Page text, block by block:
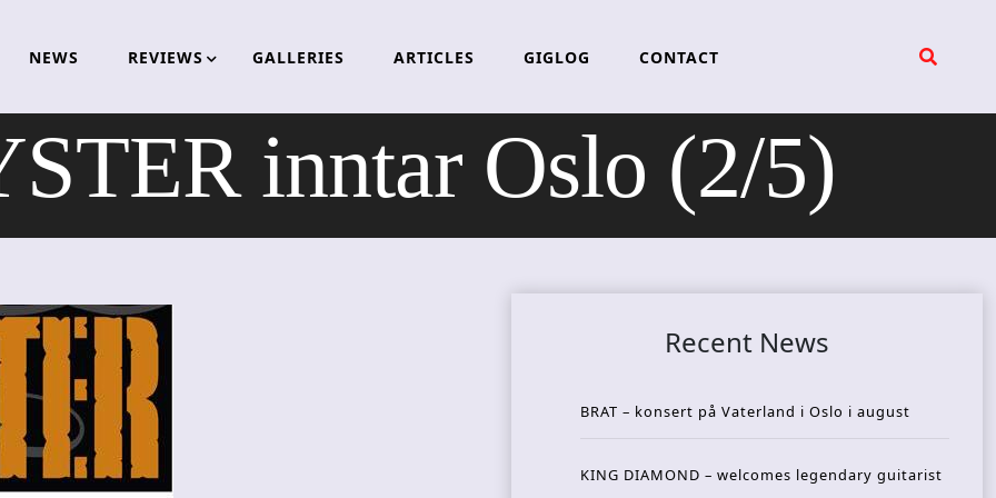
NEWS REVIEWS GALLERIES ARTICLES GIGLOG CONTACT
inntar Oslo (2/5)
Recent News
BRAT – konsert på Vaterland i Oslo i august
KING DIAMOND – welcomes legendary guitarist